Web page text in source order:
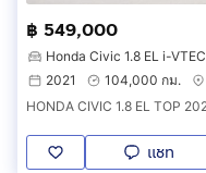
฿ 549,000
Honda Civic 1.8 EL i-VTEC
2021
104,000 กม.
แชท